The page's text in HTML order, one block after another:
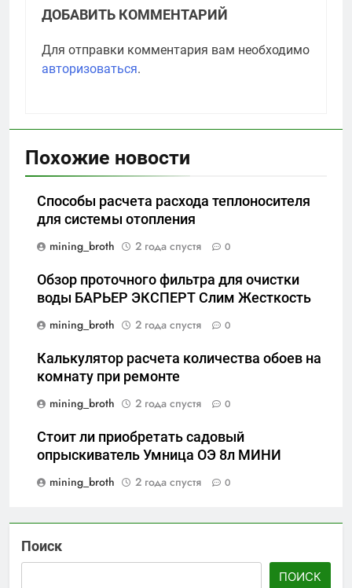
ДОБАВИТЬ КОММЕНТАРИЙ
Для отправки комментария вам необходимо
авторизоваться.
Похожие новости
Способы расчета расхода теплоносителя
для системы отопления
mining_broth
2 года спустя 0
Обзор проточного фильтра для очистки
воды БАРЬЕР ЭКСПЕРТ Слим Жесткость
mining_broth
2 года спустя 0
Калькулятор расчета количества обоев на
комнату при ремонте
mining_broth
2 года спустя 0
Стоит ли приобретать садовый
опрыскиватель Умница ОЭ 8л МИНИ
mining_broth
2 года спустя 0
Поиск
ПОИСК